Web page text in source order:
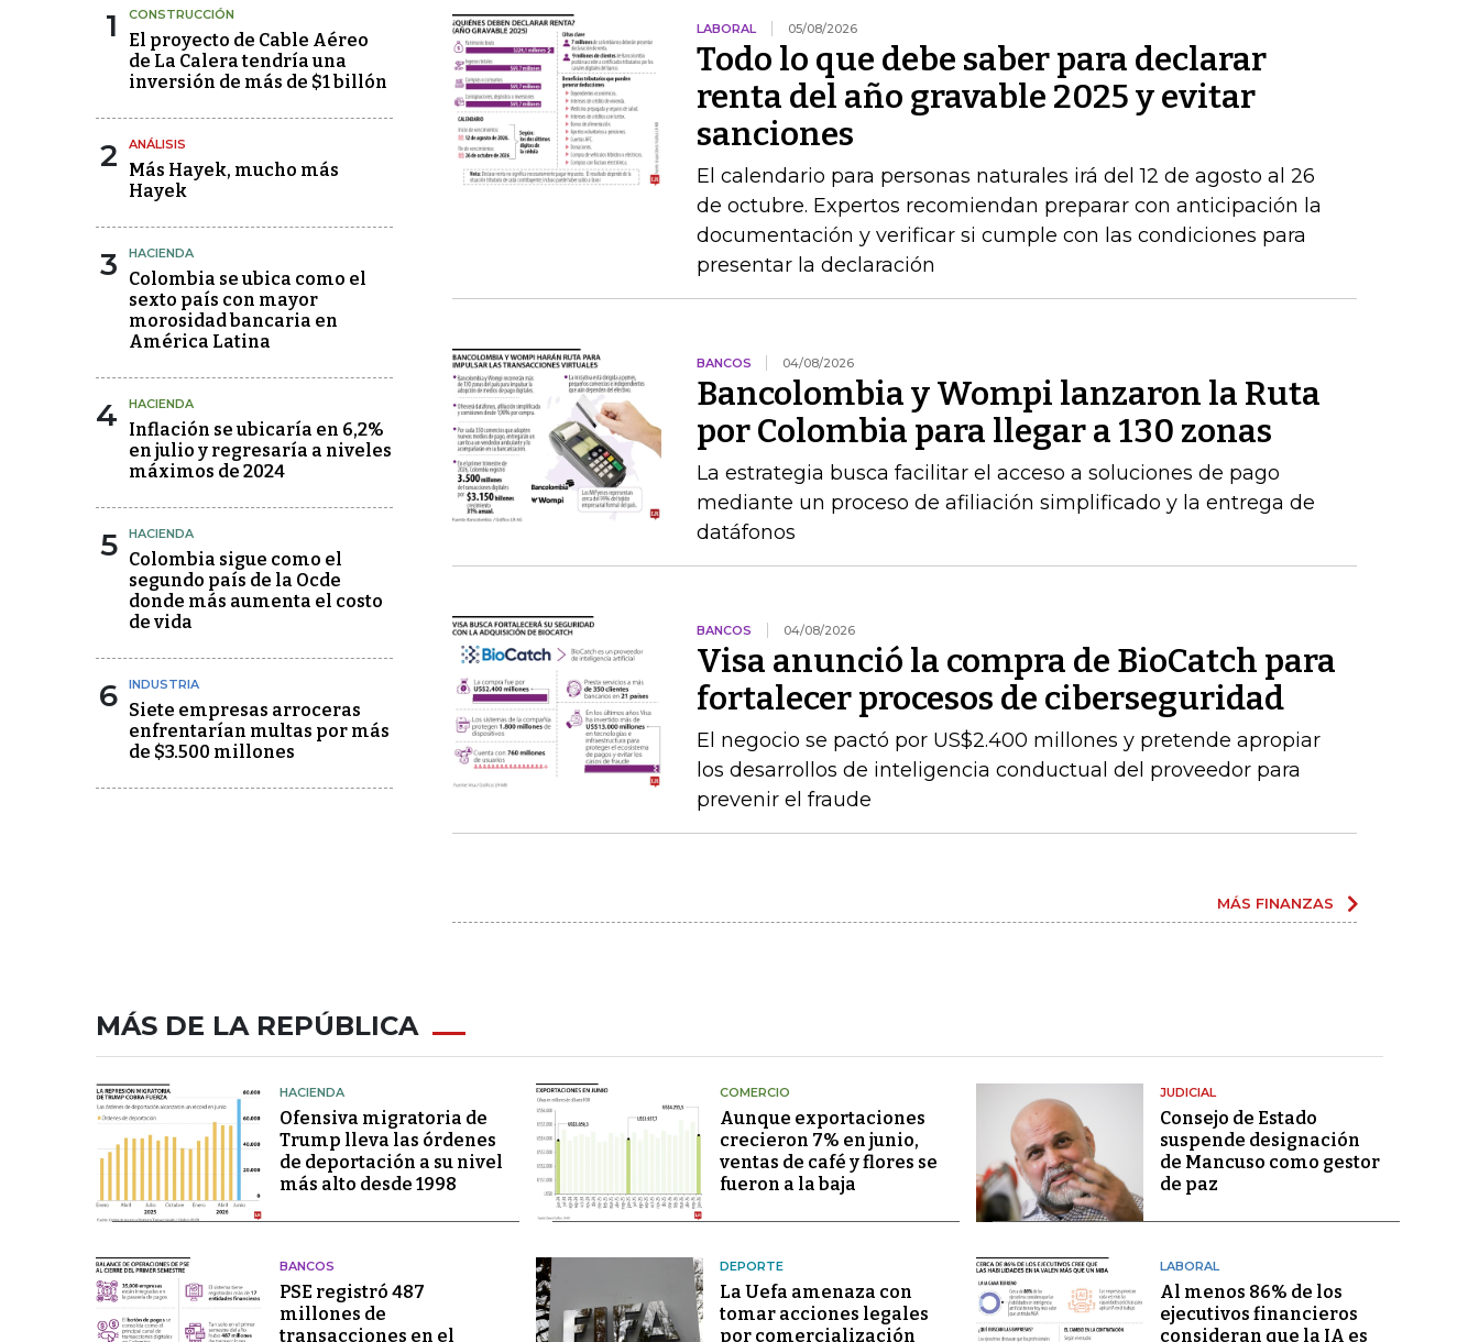
1 CONSTRUCCIÓN
El proyecto de Cable Aéreo
de La Calera tendría una
inversión de más de $1 billón
2 ANÁLISIS
Más Hayek, mucho más
Hayek
3 HACIENDA
Colombia se ubica como el
sexto país con mayor
morosidad bancaria en
América Latina
4 HACIENDA
Inflación se ubicaría en 6,2%
en julio y regresaría a niveles
máximos de 2024
5 HACIENDA
Colombia sigue como el
segundo país de la Ocde
donde más aumenta el costo
de vida
6 INDUSTRIA
Siete empresas arroceras
enfrentarían multas por más
de $3.500 millones
LABORAL 05/08/2026
Todo lo que debe saber para declarar
renta del año gravable 2025 y evitar
sanciones
El calendario para personas naturales irá del 12 de agosto al 26
de octubre. Expertos recomiendan preparar con anticipación la
documentación y verificar si cumple con las condiciones para
presentar la declaración
BANCOS 04/08/2026
Bancolombia y Wompi lanzaron la Ruta
por Colombia para llegar a 130 zonas
La estrategia busca facilitar el acceso a soluciones de pago
mediante un proceso de afiliación simplificado y la entrega de
datáfonos
BANCOS 04/08/2026
Visa anunció la compra de BioCatch para
fortalecer procesos de ciberseguridad
El negocio se pactó por US$2.400 millones y pretende apropiar
los desarrollos de inteligencia conductual del proveedor para
prevenir el fraude
MÁS FINANZAS
MÁS DE LA REPÚBLICA
HACIENDA
Ofensiva migratoria de
Trump lleva las órdenes
de deportación a su nivel
más alto desde 1998
COMERCIO
Aunque exportaciones
crecieron 7% en junio,
ventas de café y flores se
fueron a la baja
JUDICIAL
Consejo de Estado
suspende designación
de Mancuso como gestor
de paz
BANCOS
PSE registró 487
millones de
transacciones en el
DEPORTE
La Uefa amenaza con
tomar acciones legales
por comercialización
LABORAL
Al menos 86% de los
ejecutivos financieros
consideran que la IA es